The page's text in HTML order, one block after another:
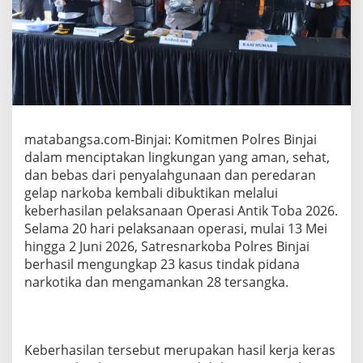
N
K
O
I
T
M
E
P
E
A
N
G
I
N
A
R
K
O
matabangsa.com-Binjai: Komitmen Polres Binjai
dalam menciptakan lingkungan yang aman, sehat,
dan bebas dari penyalahgunaan dan peredaran
gelap narkoba kembali dibuktikan melalui
keberhasilan pelaksanaan Operasi Antik Toba 2026.
Selama 20 hari pelaksanaan operasi, mulai 13 Mei
hingga 2 Juni 2026, Satresnarkoba Polres Binjai
berhasil mengungkap 23 kasus tindak pidana
narkotika dan mengamankan 28 tersangka.
Keberhasilan tersebut merupakan hasil kerja keras